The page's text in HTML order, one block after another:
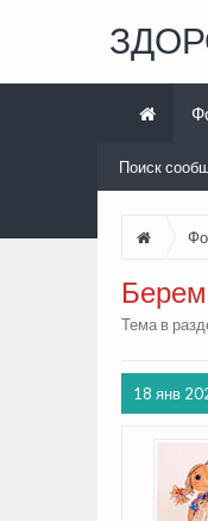
Тема в
18 янв
Поиск